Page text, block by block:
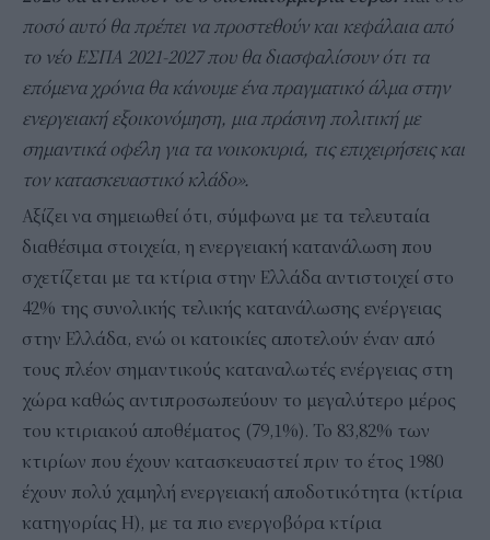
ποσό αυτό θα πρέπει να προστεθούν και κεφάλαια από
το νέο ΕΣΠΑ 2021-2027 που θα διασφαλίσουν ότι τα
επόμενα χρόνια θα κάνουμε ένα πραγματικό άλμα στην
ενεργειακή εξοικονόμηση, μια πράσινη πολιτική με
σημαντικά οφέλη για τα νοικοκυριά, τις επιχειρήσεις και
τον κατασκευαστικό κλάδο».
Αξίζει να σημειωθεί ότι, σύμφωνα με τα τελευταία
διαθέσιμα στοιχεία, η ενεργειακή κατανάλωση που
σχετίζεται με τα κτίρια στην Ελλάδα αντιστοιχεί στο
42% της συνολικής τελικής κατανάλωσης ενέργειας
στην Ελλάδα, ενώ οι κατοικίες αποτελούν έναν από
τους πλέον σημαντικούς καταναλωτές ενέργειας στη
χώρα καθώς αντιπροσωπεύουν το μεγαλύτερο μέρος
του κτιριακού αποθέματος (79,1%). Το 83,82% των
κτιρίων που έχουν κατασκευαστεί πριν το έτος 1980
έχουν πολύ χαμηλή ενεργειακή αποδοτικότητα (κτίρια
κατηγορίας Η), με τα πιο ενεργοβόρα κτίρια